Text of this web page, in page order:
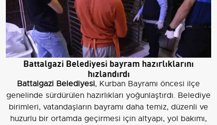
Battalgazi Belediyesi bayram hazırlıklarını
hızlandırdı
Battalgazi Belediyesi, Kurban Bayramı öncesi ilçe
genelinde sürdürülen hazırlıkları yoğunlaştırdı. Belediye
birimleri, vatandaşların bayramı daha temiz, düzenli ve
huzurlu bir ortamda geçirmesi için altyapı, yol bakımı,